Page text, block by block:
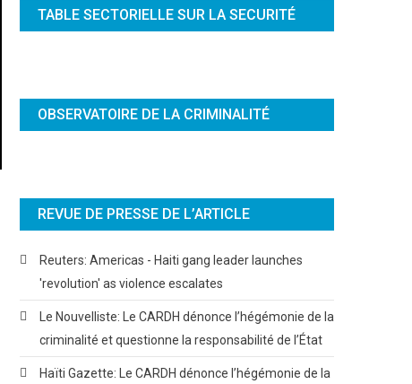
TABLE SECTORIELLE SUR LA SECURITÉ
OBSERVATOIRE DE LA CRIMINALITÉ
REVUE DE PRESSE DE L’ARTICLE
Reuters: Americas - Haiti gang leader launches
'revolution' as violence escalates
Le Nouvelliste: Le CARDH dénonce l’hégémonie de la
criminalité et questionne la responsabilité de l’État
Haïti Gazette: Le CARDH dénonce l’hégémonie de la